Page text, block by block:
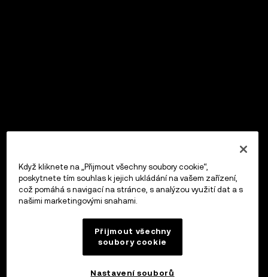
Když kliknete na „Přijmout všechny soubory cookie“,
poskytnete tím souhlas k jejich ukládání na vašem zařízení,
což pomáhá s navigací na stránce, s analýzou využití dat a s
našimi marketingovými snahami.
Přijmout všechny
soubory cookie
Nastavení souborů